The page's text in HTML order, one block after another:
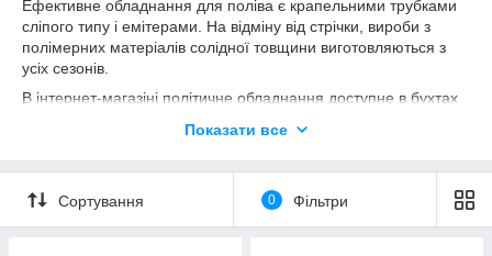
Ефективне обладнання для поліва є крапельними трубками
сліпого типу і емітерами. На відміну від стрічки, вироби з
полімерних матеріалів солідної товщини виготовляються з
усіх сезонів.
В інтернет-магазіні політичне обладнання доступне в бухтах
виробників, як Presto, Evci Plastik, Santehplast. Вироби добре
Сліпі крапельні трубки в бухтах
Показати все
Сортування 0 Фільтри